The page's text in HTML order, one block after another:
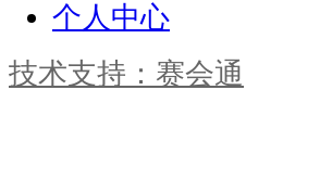
个人中心
技术支持：赛会通